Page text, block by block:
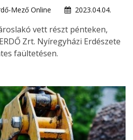
Mező Online
2023.04.04.
vett részt pénteken,
Zrt. Nyíregyházi Erdészete
faültetésen.